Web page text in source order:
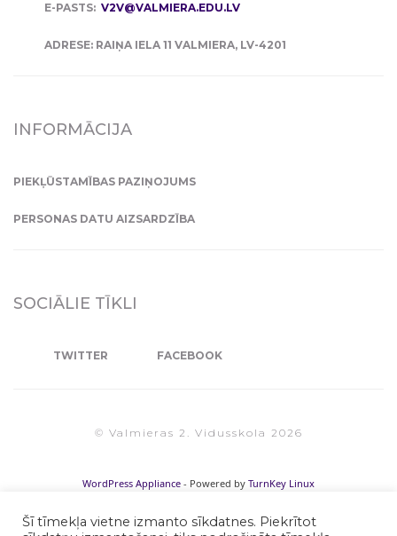
E-PASTS: V2V@VALMIERA.EDU.LV
ADRESE: RAIŅA IELA 11 VALMIERA, LV-4201
INFORMĀCIJA
PIEKĻŪSTAMĪBAS PAZIŅOJUMS
PERSONAS DATU AIZSARDZĪBA
SOCIĀLIE TĪKLI
TWITTER FACEBOOK
© Valmieras 2. Vidusskola 2026
Šī tīmekļa vietne izmanto sīkdatnes. Piekrītot
WordPress Appliance - Powered by TurnKey Linux